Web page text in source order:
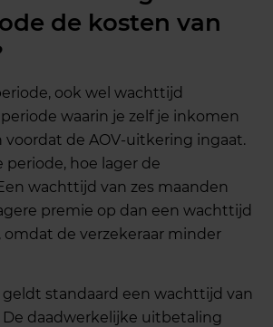
de kosten van
ook wel wachttijd
waarin je zelf je inkomen
de AOV-uitkering ingaat.
periode, hoe lager de
wachttijd van zes maanden
premie op dan een wachttijd
omdat de verzekeraar minder
geldt standaard een wachttijd van
daadwerkelijke uitbetaling